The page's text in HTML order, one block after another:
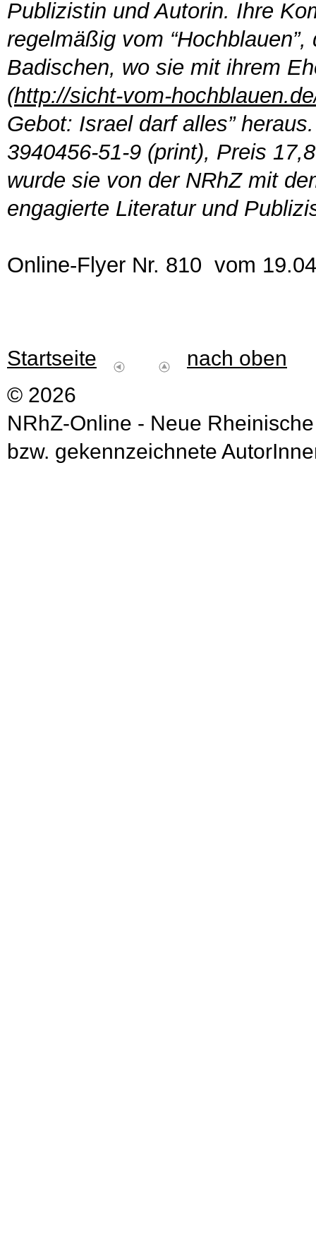
Publizistin und Autorin. Ihre
regelmäßig vom
Badischen, wo sie mit ihrem
(http://sicht-vom-
Gebot: Israel darf alles”
3940456-51-9 (print), Preis
wurde sie von der NRhZ mit
engagierte Literatur und
Online-Flyer Nr. 810 vom
Startseite
nach oben
© 2026
NRhZ-Online - Neue
bzw. gekennzeichnete